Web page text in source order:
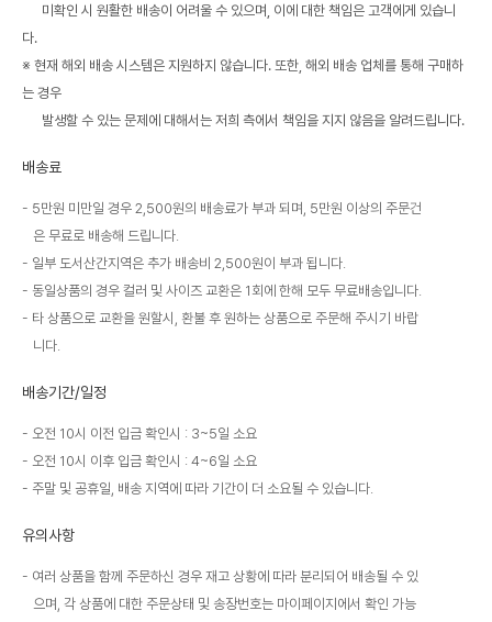
미확인 시 원활한 배송이 어려울 수 있으며, 이에 대한 책임은 고객에게 있습니
다.
※ 현재 해외 배송 시스템은 지원하지 않습니다. 또한, 해외 배송 업체를 통해 구매하
는 경우
발생할 수 있는 문제에 대해서는 저희 측에서 책임을 지지 않음을 알려드립니다.
배송료
5만원 미만일 경우 2,500원의 배송료가 부과 되며, 5만원 이상의 주문건
은 무료로 배송해 드립니다.
일부 도서산간지역은 추가 배송비 2,500원이 부과 됩니다.
동일상품의 경우 컬러 및 사이즈 교환은 1회에 한해 모두 무료배송입니다.
타 상품으로 교환을 원할시, 환불 후 원하는 상품으로 주문해 주시기 바랍
니다.
배송기간/일정
오전 10시 이전 입금 확인시 : 3~5일 소요
오전 10시 이후 입금 확인시 : 4~6일 소요
주말 및 공휴일, 배송 지역에 따라 기간이 더 소요될 수 있습니다.
유의사항
여러 상품을 함께 주문하신 경우 재고 상황에 따라 분리되어 배송될 수 있
으며, 각 상품에 대한 주문상태 및 송장번호는 마이페이지에서 확인 가능